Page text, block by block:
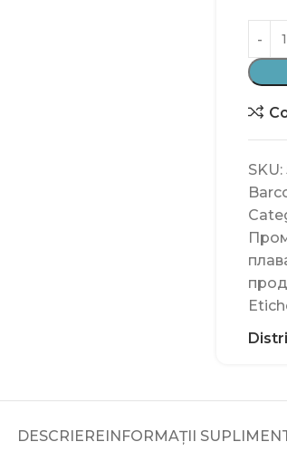
SKU:
DESCRIEREINFORMAȚII